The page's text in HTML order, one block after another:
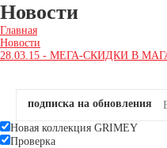
Новости
Главная
Новости
28.03.15 - МЕГА-СКИДКИ В
подписка на обновления
Новая коллекция GRIMEY
Проверка